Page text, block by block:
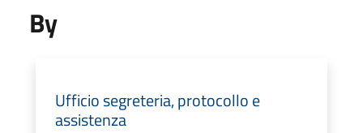
By
Ufficio segreteria, protocollo e
assistenza